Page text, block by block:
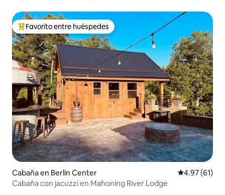
De los mejores en Favorito entre huéspedes
Favorito entre huéspedes
Cabaña en Berlin Center Calificación
4.97 (61)
Cabaña con jacuzzi en Mahoning River Lodge